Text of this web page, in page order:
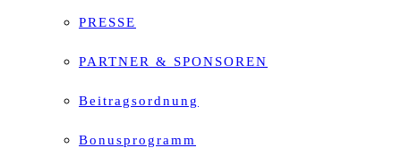
PRESSE
PARTNER & SPONSOREN
Beitragsordnung
Bonusprogramm